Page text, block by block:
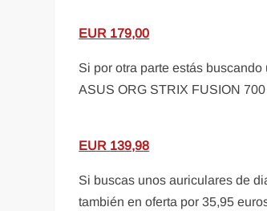
EUR 179,00
Si por otra parte estás
ASUS ORG STRIX FUSION
EUR 139,98
Si buscas unos auriculares de
también en oferta por 35,95